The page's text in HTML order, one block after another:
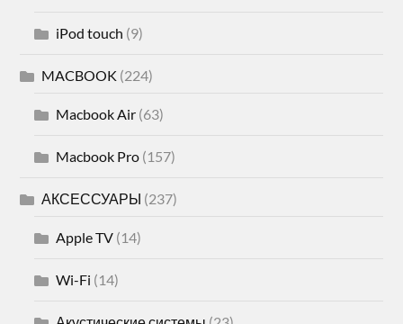
iPod touch (9)
MACBOOK (224)
Macbook Air (63)
Macbook Pro (157)
АКСЕССУАРЫ (237)
Apple TV (14)
Wi-Fi (14)